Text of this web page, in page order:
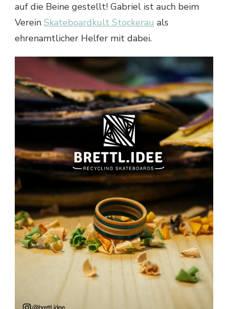
auf die Beine gestellt! Gabriel ist auch beim
Verein Skateboardkult Stockerau als
ehrenamtlicher Helfer mit dabei.